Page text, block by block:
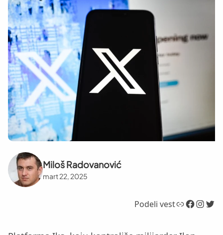
Miloš Radovanović
mart 22, 2025
Podeli vestLink Facebook InstagramTwitter